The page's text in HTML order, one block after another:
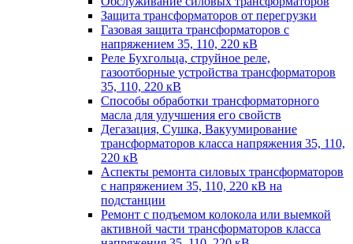
Защита трансформаторов от перегрузки
Газовая защита трансформаторов с
напряжением 35, 110, 220 кВ
Реле Бухгольца, струйное реле,
газоотборные устройства трансформаторов
35, 110, 220 кВ
Способы обработки трансформаторного
масла для улучшения его свойств
Дегазация, Сушка, Вакуумирование
трансформаторов класса напряжения 35, 110,
220 кВ
Аспекты ремонта силовых трансформаторов
с напряжением 35, 110, 220 кВ на
подстанции
Ремонт с подъемом колокола или выемкой
активной части трансформаторов класса